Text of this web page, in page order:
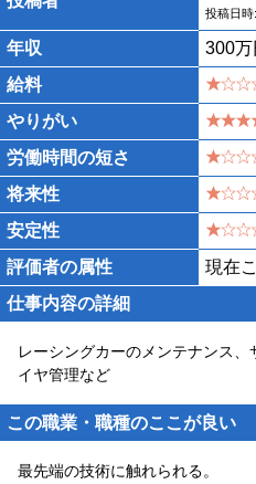
投稿日
年収
300
給料
やりがい
労働時間の短さ
将来性
安定性
評価者の属性
現在
仕事内容の詳細
レーシングカーのメンテナンス
イヤ管理など
この職業・職種のここが良い
最先端の技術に触れられる。